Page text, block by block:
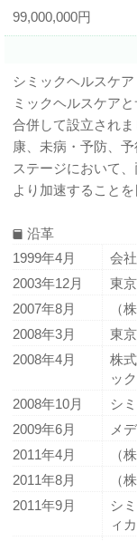
99,000,000円
シミックヘルスケ
ミックヘルスケア
合併して設立され
康、未病・予防、
ステージにおいて
より加速することを
沿革
1999年4月
会
2003年12月
東
2007年8月
（
2008年3月
東
2008年4月
株
ッ
2008年10月
シ
2009年6月
メ
2011年4月
（
2011年8月
（
2011年9月
シ
ィ